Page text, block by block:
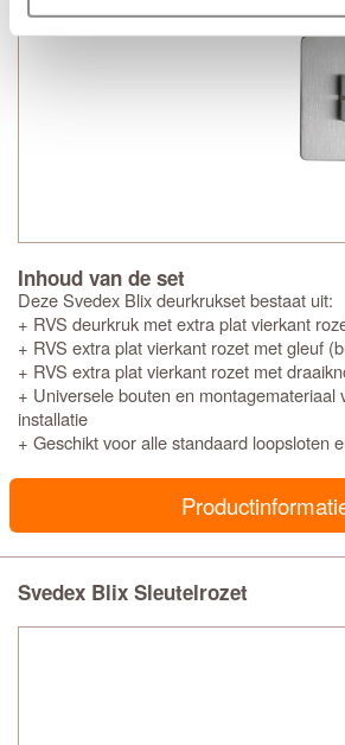
Inhoud van de set
Deze Svedex Blix deurkrukset bestaat uit:
+ RVS deurkruk met extra plat vierkant
+ RVS extra plat vierkant rozet met gleuf
+ RVS extra plat vierkant rozet met
+ Universele bouten en montagemateriaal
installatie
+ Geschikt voor alle standaard loopsloten
Svedex Blix Sleutelrozet